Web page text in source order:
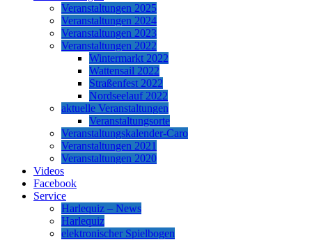
Veranstaltungen 2025
Veranstaltungen 2024
Veranstaltungen 2023
Veranstaltungen 2022
Wintermarkt 2022
Wattensail 2022
Straßenfest 2022
Nordseelauf 2022
aktuelle Veranstaltungen
Veranstaltungsorte
Veranstaltungskalender-Caro
Veranstaltungen 2021
Veranstaltungen 2020
Videos
Facebook
Service
Harlequiz – News
Harlequiz
elektronischer Spielbogen